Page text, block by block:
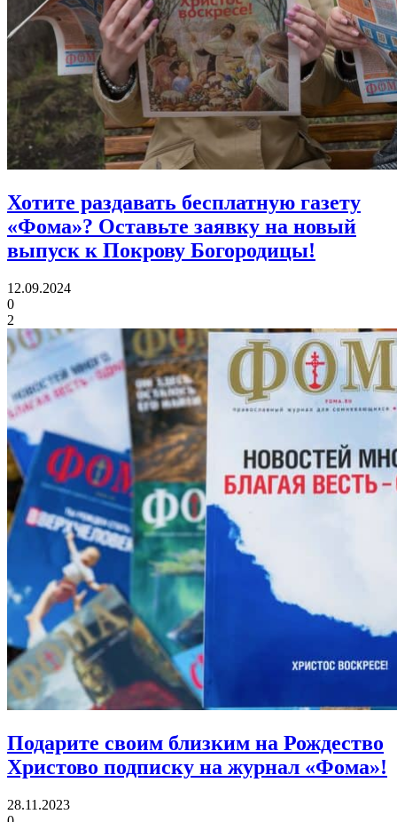
Хотите раздавать бесплатную газету
«Фома»? Оставьте заявку на новый
выпуск к Покрову Богородицы!
12.09.2024
0
2
Подарите своим близким на Рождество
Христово подписку на журнал «Фома»!
28.11.2023